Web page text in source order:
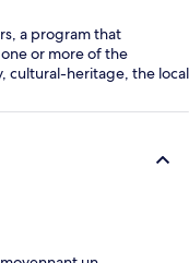
a program that
or more of the
cultural-heritage, the local